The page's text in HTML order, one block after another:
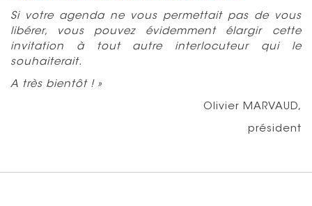
Si votre agenda ne vous permettait pas de vous
libérer, vous pouvez évidemment élargir cette
invitation à tout autre interlocuteur qui le
souhaiterait.
A très bientôt ! »
Olivier MARVAUD,
président